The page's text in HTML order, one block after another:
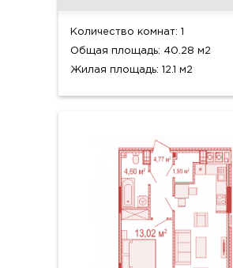
Количество комнат: 1
Общая площадь: 40.28 м2
Жилая площадь: 12.1 м2